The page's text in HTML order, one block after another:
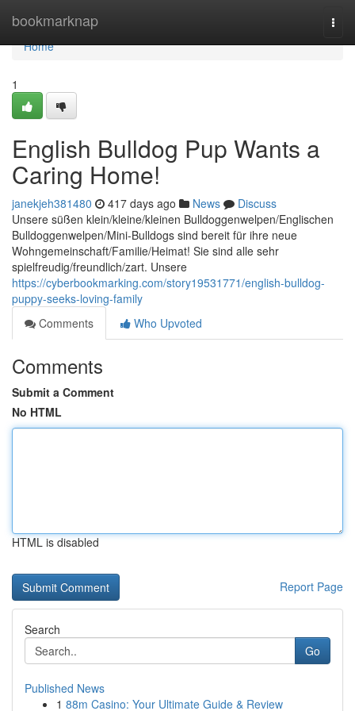
bookmarknap
Home
Home
1
English Bulldog Pup Wants a
Caring Home!
janekjeh381480 417 days ago News
Discuss
Unsere süßen klein/kleine/kleinen Bulldoggenwelpen/Englischen
Bulldoggenwelpen/Mini-Bulldogs sind bereit für ihre neue
Wohngemeinschaft/Familie/Heimat! Sie sind alle sehr
spielfreudig/freundlich/zart. Unsere
https://cyberbookmarking.com/story19531771/english-bulldog-
puppy-seeks-loving-family
Comments
Who Upvoted
Comments
Submit a Comment
No HTML
HTML is disabled
Report Page
Search
Go
Published News
1 88m Casino: Your Ultimate Guide & Review